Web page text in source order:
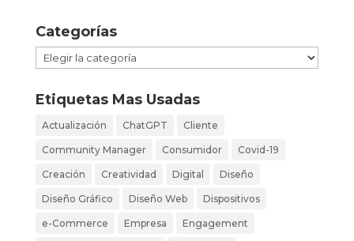
Categorías
Categorías
Etiquetas Mas Usadas
Actualización ChatGPT Cliente
Community Manager Consumidor Covid-19
Creación Creatividad Digital Diseño
Diseño Gráfico Diseño Web Dispositivos
e-Commerce Empresa Engagement